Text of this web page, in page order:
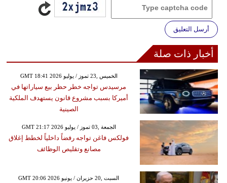
أرسل التعليق
أخبار ذات صلة
GMT 18:41 2026 الخميس ,23 تموز / يوليو
مرسيدس تواجه خطر حظر بيع سياراتها في
أميركا بسبب مشروع قانون يستهدف الملكية
الصينية
GMT 21:17 2026 الجمعة ,03 تموز / يوليو
فولكس فاغن تواجه رفضاً داخلياً لخطط إغلاق
مصانع وتقليص الوظائف
GMT 20:06 2026 السبت ,20 حزيران / يونيو